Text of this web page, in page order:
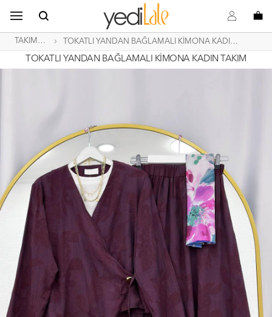
s o B
TAKIMLAR TOKATLI YANDAN BAĞLAMALI KİMONA KADIN TAKIM
TOKATLI YANDAN BAĞLAMALI KİMONA KADIN TAKIM